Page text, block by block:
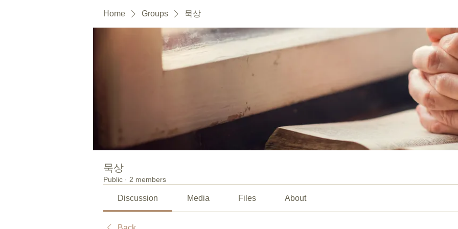
Home Groups 묵상
묵상
Public · 2 members
Discussion Media Files About